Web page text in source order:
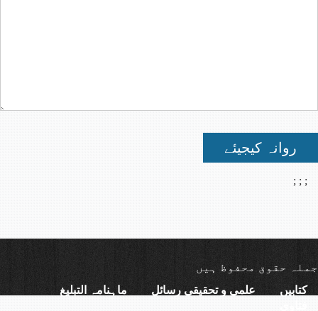
روانہ کیجیئے
;
;
;
جملہ حقوق محفوظ ہیں
کتابیں
علمی و تحقیقی رسائل
ماہنامہ التبلیغ